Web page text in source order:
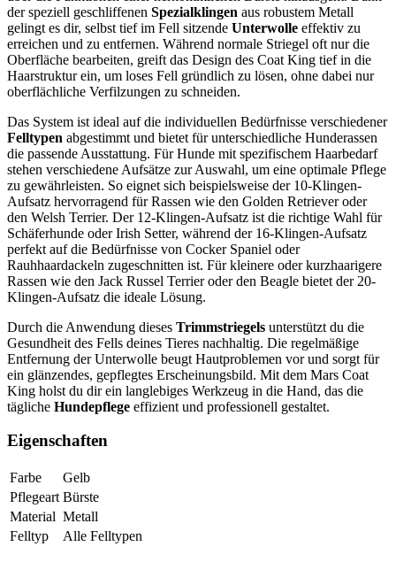
der speziell geschliffenen Spezialklingen aus robustem Metall
gelingt es dir, selbst tief im Fell sitzende Unterwolle effektiv zu
erreichen und zu entfernen. Während normale Striegel oft nur die
Oberfläche bearbeiten, greift das Design des Coat King tief in die
Haarstruktur ein, um loses Fell gründlich zu lösen, ohne dabei nur
oberflächliche Verfilzungen zu schneiden.
Das System ist ideal auf die individuellen Bedürfnisse verschiedener
Felltypen abgestimmt und bietet für unterschiedliche Hunderassen
die passende Ausstattung. Für Hunde mit spezifischem Haarbedarf
stehen verschiedene Aufsätze zur Auswahl, um eine optimale Pflege
zu gewährleisten. So eignet sich beispielsweise der 10-Klingen-
Aufsatz hervorragend für Rassen wie den Golden Retriever oder
den Welsh Terrier. Der 12-Klingen-Aufsatz ist die richtige Wahl für
Schäferhunde oder Irish Setter, während der 16-Klingen-Aufsatz
perfekt auf die Bedürfnisse von Cocker Spaniel oder
Rauhhaardackeln zugeschnitten ist. Für kleinere oder kurzhaarigere
Rassen wie den Jack Russel Terrier oder den Beagle bietet der 20-
Klingen-Aufsatz die ideale Lösung.
Durch die Anwendung dieses Trimmstriegels unterstützt du die
Gesundheit des Fells deines Tieres nachhaltig. Die regelmäßige
Entfernung der Unterwolle beugt Hautproblemen vor und sorgt für
ein glänzendes, gepflegtes Erscheinungsbild. Mit dem Mars Coat
King holst du dir ein langlebiges Werkzeug in die Hand, das die
tägliche Hundepflege effizient und professionell gestaltet.
Eigenschaften
Farbe
Gelb
Pflegeart Bürste
Material Metall
Felltyp
Alle Felltypen